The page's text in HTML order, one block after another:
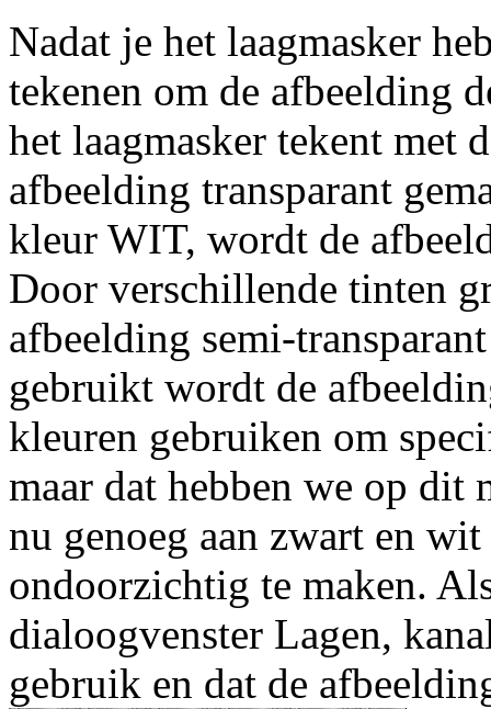
Nadat je het laagmasker
tekenen om de afbeelding
het laagmasker tekent met
afbeelding transparant
kleur WIT, wordt de
Door verschillende tinten
afbeelding semi-
gebruikt wordt de
kleuren gebruiken om
maar dat hebben we op dit
nu genoeg aan zwart en
ondoorzichtig te maken.
dialoogvenster Lagen,
gebruik en dat de